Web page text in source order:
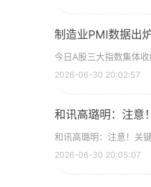
制造业PMI数据出
今日A股三大指数集体
2026-06-30 20:02:57
和讯高璐明：注意
和讯高璐明：注意！关
2026-06-30 20:05:07